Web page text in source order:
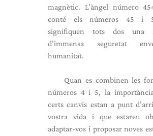
magnètic. L’àngel número
conté els números 45 i
signifiquen tots dos una
d’immensa seguretat
humanitat.
Quan es combinen les
números 4 i 5, la
certs canvis estan a punt
vostra vida i que estareu
adaptar-vos i proposar noves